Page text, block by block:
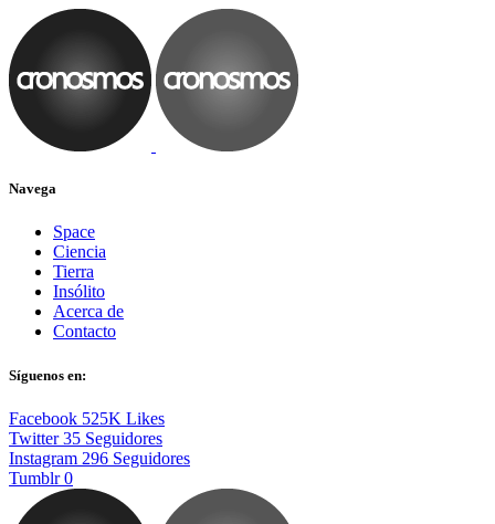
Navega
Space
Ciencia
Tierra
Insólito
Acerca de
Contacto
Síguenos en:
Facebook 525K Likes
Twitter 35 Seguidores
Instagram 296 Seguidores
Tumblr 0